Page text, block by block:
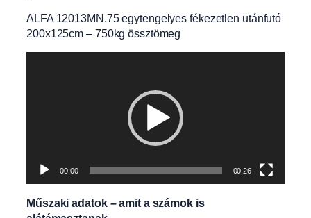
ALFA 12013MN.75 egytengelyes fékezetlen utánfutó
200x125cm – 750kg össztömeg
00:00 00:26
Műszaki adatok – amit a számok is